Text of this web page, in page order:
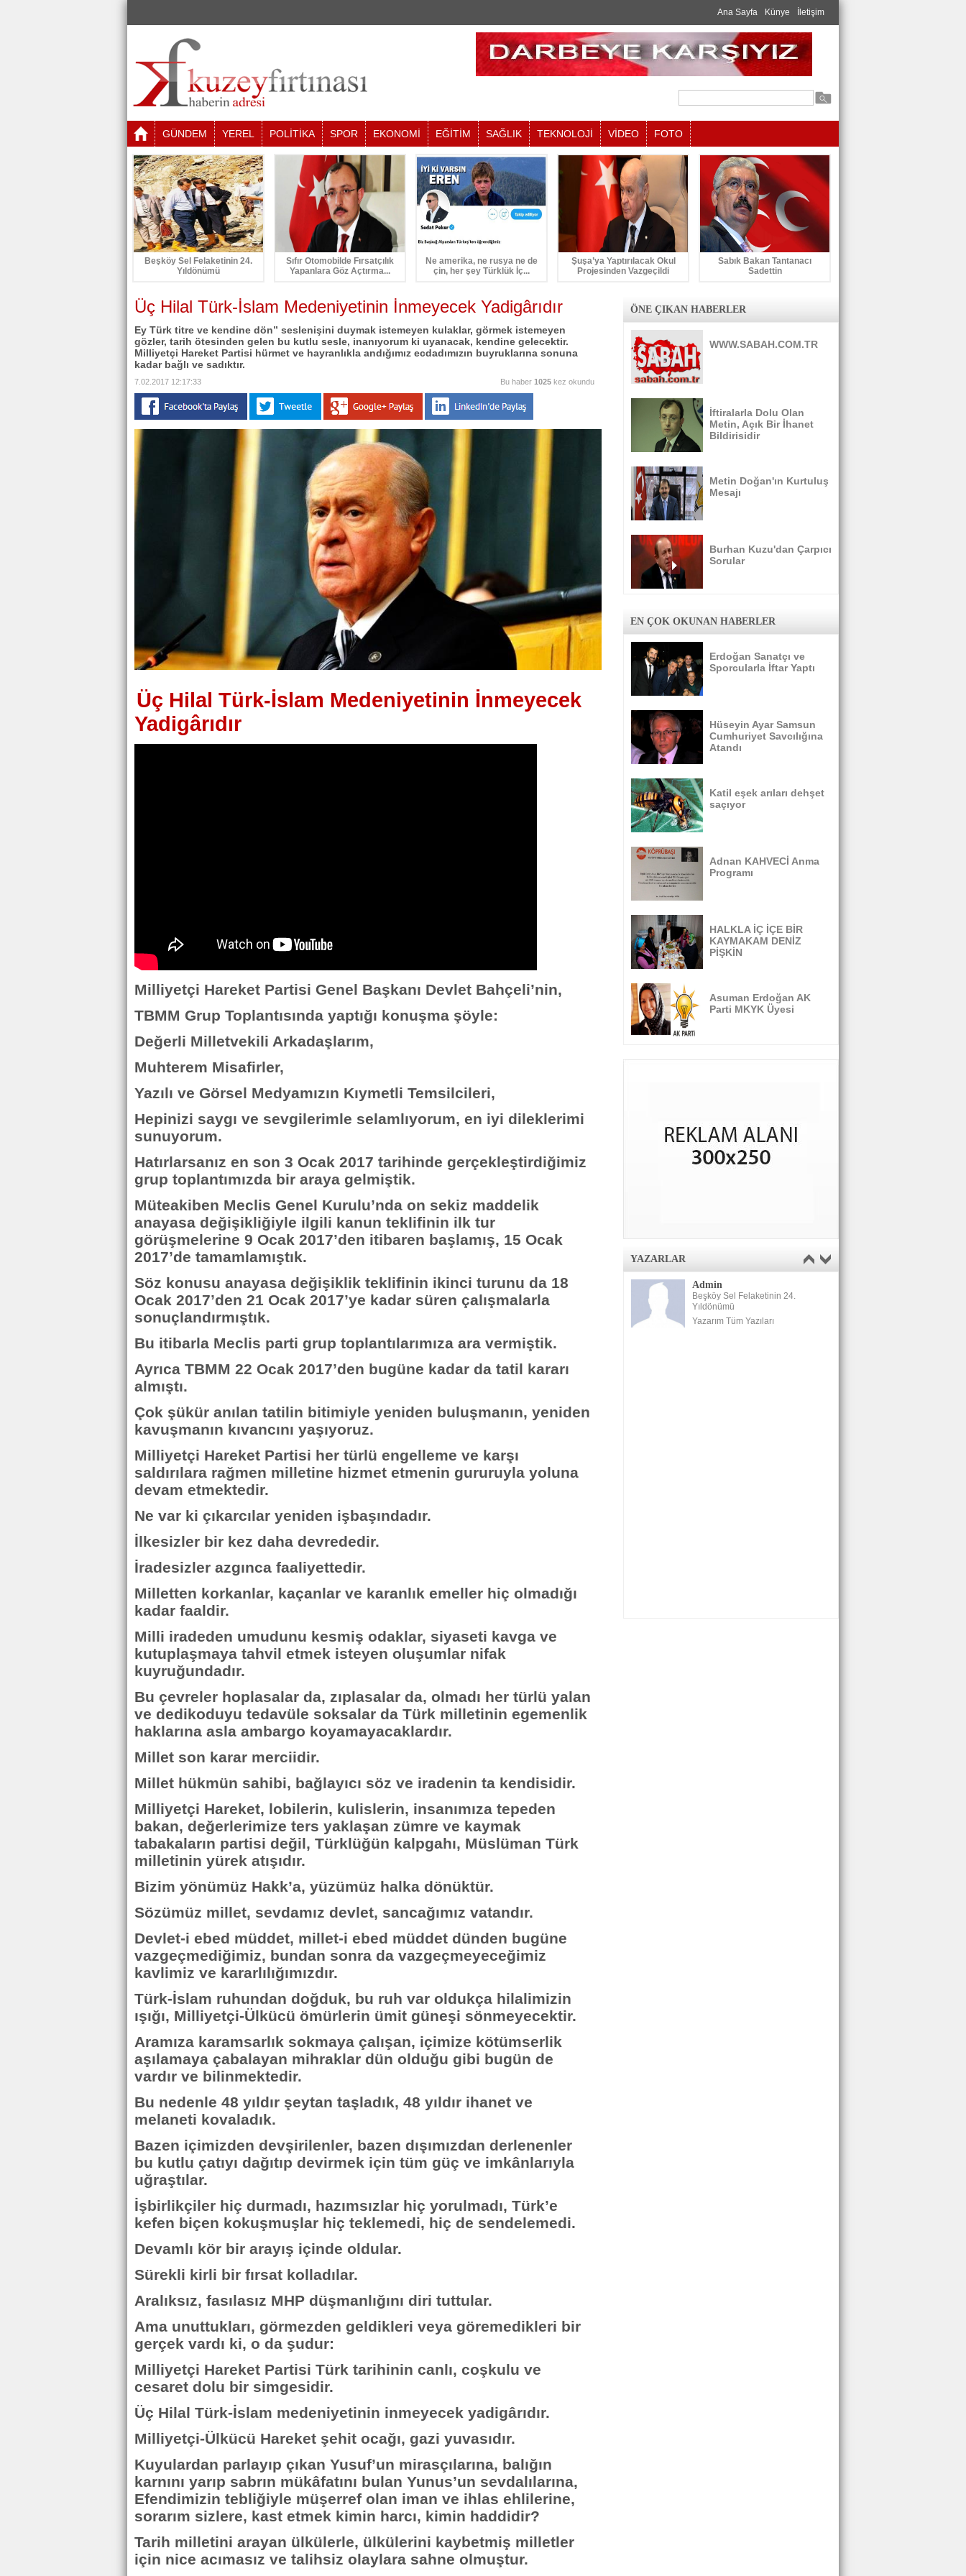
Ana Sayfa Künye İletişim
GÜNDEM YEREL POLİTİKA SPOR EKONOMİ EĞİTİM SAĞLIK TEKNOLOJİ VİDEO FOTO
Beşköy Sel Felaketinin 24.
Yıldönümü
Sıfır Otomobilde Fırsatçılık
Yapanlara Göz Açtırma...
Ne amerika, ne rusya ne de
çin, her şey Türklük İç...
Şuşa’ya Yaptırılacak Okul
Projesinden Vazgeçildi
Sabık Bakan Tantanacı
Sadettin
Üç Hilal Türk-İslam Medeniyetinin İnmeyecek Yadigârıdır
Ey Türk titre ve kendine dön” seslenişini duymak istemeyen kulaklar, görmek istemeyen
gözler, tarih ötesinden gelen bu kutlu sesle, inanıyorum ki uyanacak, kendine gelecektir.
Milliyetçi Hareket Partisi hürmet ve hayranlıkla andığımız ecdadımızın buyruklarına sonuna
kadar bağlı ve sadıktır.
7.02.2017 12:17:33 Bu haber 1025 kez okundu
Üç Hilal Türk-İslam Medeniyetinin İnmeyecek
Yadigârıdır
Milliyetçi Hareket Partisi Genel Başkanı Devlet Bahçeli’nin,
TBMM Grup Toplantısında yaptığı konuşma şöyle:
Değerli Milletvekili Arkadaşlarım,
Muhterem Misafirler,
Yazılı ve Görsel Medyamızın Kıymetli Temsilcileri,
Hepinizi saygı ve sevgilerimle selamlıyorum, en iyi dileklerimi
sunuyorum.
Hatırlarsanız en son 3 Ocak 2017 tarihinde gerçekleştirdiğimiz
grup toplantımızda bir araya gelmiştik.
Müteakiben Meclis Genel Kurulu’nda on sekiz maddelik
anayasa değişikliğiyle ilgili kanun teklifinin ilk tur
görüşmelerine 9 Ocak 2017’den itibaren başlamış, 15 Ocak
2017’de tamamlamıştık.
Söz konusu anayasa değişiklik teklifinin ikinci turunu da 18
Ocak 2017’den 21 Ocak 2017’ye kadar süren çalışmalarla
sonuçlandırmıştık.
Bu itibarla Meclis parti grup toplantılarımıza ara vermiştik.
Ayrıca TBMM 22 Ocak 2017’den bugüne kadar da tatil kararı
almıştı.
Çok şükür anılan tatilin bitimiyle yeniden buluşmanın, yeniden
kavuşmanın kıvancını yaşıyoruz.
Milliyetçi Hareket Partisi her türlü engelleme ve karşı
saldırılara rağmen milletine hizmet etmenin gururuyla yoluna
devam etmektedir.
Ne var ki çıkarcılar yeniden işbaşındadır.
İlkesizler bir kez daha devrededir.
İradesizler azgınca faaliyettedir.
Milletten korkanlar, kaçanlar ve karanlık emeller hiç olmadığı
kadar faaldir.
Milli iradeden umudunu kesmiş odaklar, siyaseti kavga ve
kutuplaşmaya tahvil etmek isteyen oluşumlar nifak
kuyruğundadır.
Bu çevreler hoplasalar da, zıplasalar da, olmadı her türlü yalan
ve dedikoduyu tedavüle soksalar da Türk milletinin egemenlik
haklarına asla ambargo koyamayacaklardır.
Millet son karar merciidir.
Millet hükmün sahibi, bağlayıcı söz ve iradenin ta kendisidir.
Milliyetçi Hareket, lobilerin, kulislerin, insanımıza tepeden
bakan, değerlerimize ters yaklaşan zümre ve kaymak
tabakaların partisi değil, Türklüğün kalpgahı, Müslüman Türk
milletinin yürek atışıdır.
Bizim yönümüz Hakk’a, yüzümüz halka dönüktür.
Sözümüz millet, sevdamız devlet, sancağımız vatandır.
Devlet-i ebed müddet, millet-i ebed müddet dünden bugüne
vazgeçmediğimiz, bundan sonra da vazgeçmeyeceğimiz
kavlimiz ve kararlılığımızdır.
Türk-İslam ruhundan doğduk, bu ruh var oldukça hilalimizin
ışığı, Milliyetçi-Ülkücü ömürlerin ümit güneşi sönmeyecektir.
Aramıza karamsarlık sokmaya çalışan, içimize kötümserlik
aşılamaya çabalayan mihraklar dün olduğu gibi bugün de
vardır ve bilinmektedir.
Bu nedenle 48 yıldır şeytan taşladık, 48 yıldır ihanet ve
melaneti kovaladık.
Bazen içimizden devşirilenler, bazen dışımızdan derlenenler
bu kutlu çatıyı dağıtıp devirmek için tüm güç ve imkânlarıyla
uğraştılar.
İşbirlikçiler hiç durmadı, hazımsızlar hiç yorulmadı, Türk’e
kefen biçen kokuşmuşlar hiç teklemedi, hiç de sendelemedi.
Devamlı kör bir arayış içinde oldular.
Sürekli kirli bir fırsat kolladılar.
Aralıksız, fasılasız MHP düşmanlığını diri tuttular.
Ama unuttukları, görmezden geldikleri veya göremedikleri bir
gerçek vardı ki, o da şudur:
Milliyetçi Hareket Partisi Türk tarihinin canlı, coşkulu ve
cesaret dolu bir simgesidir.
Üç Hilal Türk-İslam medeniyetinin inmeyecek yadigârıdır.
Milliyetçi-Ülkücü Hareket şehit ocağı, gazi yuvasıdır.
Kuyulardan parlayıp çıkan Yusuf’un mirasçılarına, balığın
karnını yarıp sabrın mükâfatını bulan Yunus’un sevdalılarına,
Efendimizin tebliğiyle müşerref olan iman ve ihlas ehlilerine,
sorarım sizlere, kast etmek kimin harcı, kimin haddidir?
Tarih milletini arayan ülkülerle, ülkülerini kaybetmiş milletler
için nice acımasız ve talihsiz olaylara sahne olmuştur.
ÖNE ÇIKAN HABERLER
WWW.SABAH.COM.TR
İftiralarla Dolu Olan
Metin, Açık Bir İhanet
Bildirisidir
Metin Doğan'ın Kurtuluş
Mesajı
Burhan Kuzu'dan Çarpıcı
Sorular
EN ÇOK OKUNAN HABERLER
Erdoğan Sanatçı ve
Sporcularla İftar Yaptı
Hüseyin Ayar Samsun
Cumhuriyet Savcılığına
Atandı
Katil eşek arıları dehşet
saçıyor
Adnan KAHVECİ Anma
Programı
HALKLA İÇ İÇE BİR
KAYMAKAM DENİZ
PİŞKİN
Asuman Erdoğan AK
Parti MKYK Üyesi
YAZARLAR
Admin
Beşköy Sel Felaketinin 24.
Yıldönümü
Yazarım Tüm Yazıları